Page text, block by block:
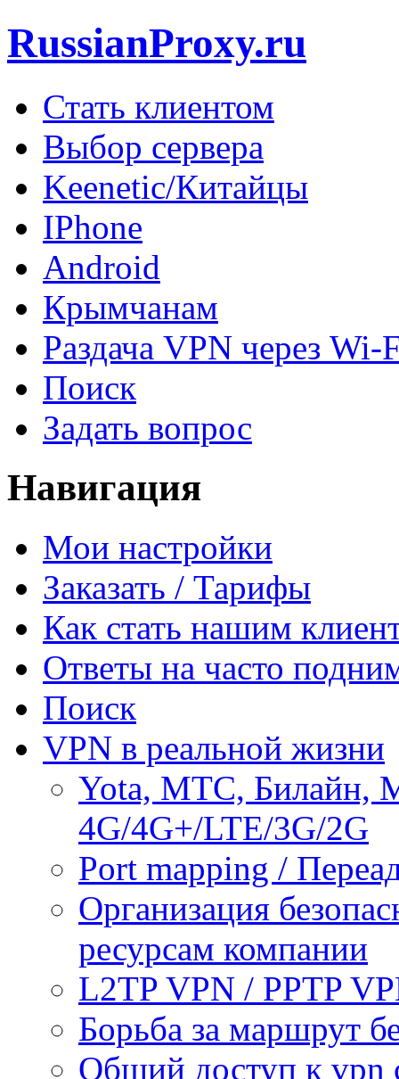
RussianProxy.ru
Стать клиентом
Выбор сервера
Keenetic/Китайцы
IPhone
Android
Крымчанам
Раздача VPN через Wi-
Поиск
Задать вопрос
Навигация
Мои настройки
Заказать / Тарифы
Как стать нашим
Ответы на часто
Поиск
VPN в реальной жизни
Yota, МТС, Билайн,
4G/4G+/LTE/3G/2G
Port mapping /
Организация
ресурсам компании
L2TP VPN / PPTP
Борьба за маршрут
Общий доступ к vpn